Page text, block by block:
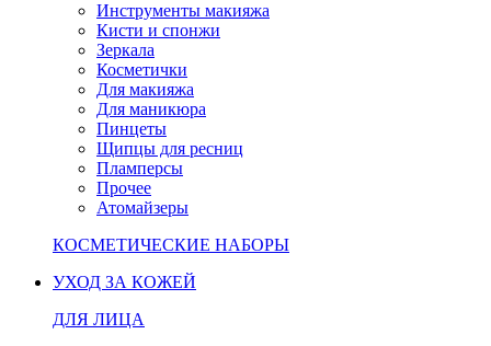
Инструменты макияжа
Кисти и спонжи
Зеркала
Косметички
Для макияжа
Для маникюра
Пинцеты
Щипцы для ресниц
Пламперсы
Прочее
Атомайзеры
КОСМЕТИЧЕСКИЕ НАБОРЫ
УХОД ЗА КОЖЕЙ
ДЛЯ ЛИЦА